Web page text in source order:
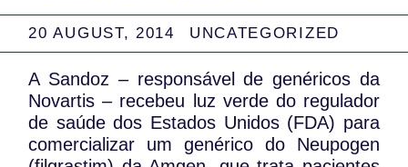
20 AUGUST, 2014 UNCATEGORIZED
A Sandoz – responsável de genéricos da
Novartis – recebeu luz verde do regulador
de saúde dos Estados Unidos (FDA) para
comercializar um genérico do Neupogen